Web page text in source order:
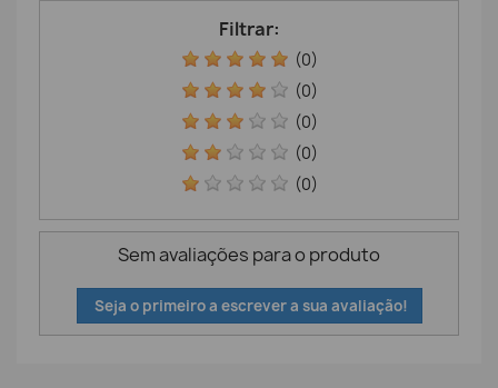
Filtrar:
(0)
(0)
(0)
(0)
(0)
Sem avaliações para o produto
Seja o primeiro a escrever a sua avaliação!